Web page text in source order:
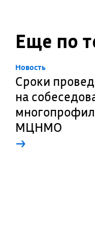
Еще по
Новость
Сроки
на
МЦНМО
→